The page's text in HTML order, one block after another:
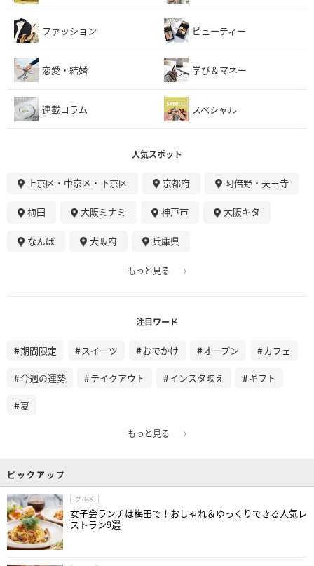
ファッション ビューティー
恋愛・結婚 学び＆マネー
連載コラム スペシャル
人気スポット
上京区・中京区・下京区 京都府 阿倍野・天王寺
梅田 大阪ミナミ 神戸市 大阪キタ
なんば 大阪府 兵庫県
もっと見る
注目ワード
期間限定 スイーツ おでかけ オープン カフェ
今週の運勢 テイクアウト インスタ映え ギフト
夏
もっと見る
ピックアップ
グルメ
女子会ランチは梅田で！おしゃれ＆ゆっくりできる人気レ
ストラン9選